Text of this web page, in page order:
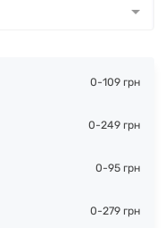
0-109 грн
0-249 грн
0-95 грн
0-279 грн